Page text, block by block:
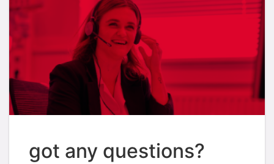
got any questions?